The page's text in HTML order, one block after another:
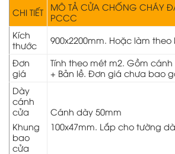
CHI TIẾT
MÔ TẢ CỬA CHỐNG CHÁY
PCCC
Kích
thước
900x2200mm. Hoặc làm
Đơn
giá
Tính theo mét m2. Gồm
+ Bản lề. Đơn giá chưa bao
Dày
cánh
cửa
Khung
bao
cửa
Cánh dày 50mm
100x47mm. Lắp cho tường